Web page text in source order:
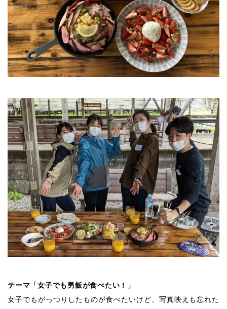
テーマ「女子でも男飯が食べたい！」
女子でもがっつりしたものが食べたいけど、写真映えも忘れた